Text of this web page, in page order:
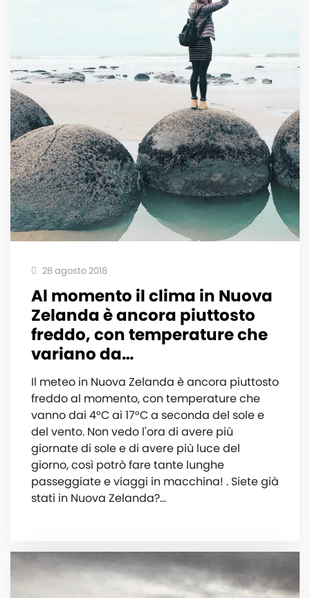
28 agosto 2018
Al momento il clima in Nuova
Zelanda è ancora piuttosto
freddo, con temperature che
variano da…
Il meteo in Nuova Zelanda è ancora piuttosto
freddo al momento, con temperature che
vanno dai 4°C ai 17°C a seconda del sole e
del vento. Non vedo l'ora di avere più
giornate di sole e di avere più luce del
giorno, così potrò fare tante lunghe
passeggiate e viaggi in macchina! . Siete già
stati in Nuova Zelanda?…